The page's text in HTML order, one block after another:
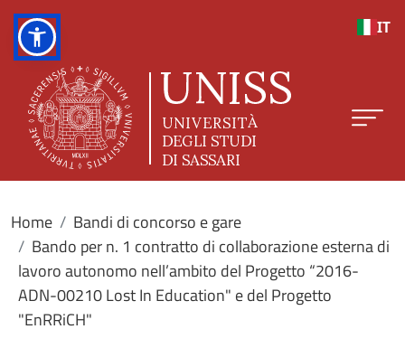
IT
Home
Bandi di concorso e gare
Bando per n. 1 contratto di collaborazione esterna di
lavoro autonomo nell’ambito del Progetto “2016-
ADN-00210 Lost In Education" e del Progetto
"EnRRiCH"